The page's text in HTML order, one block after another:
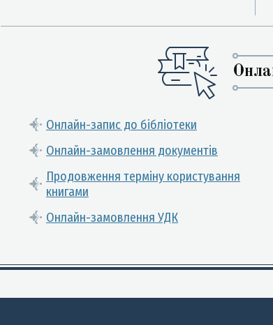
Онлайн-запис до бібліотеки
Онлайн-замовлення документів
Продовження терміну користування
книгами
Онлайн-замовлення УДК